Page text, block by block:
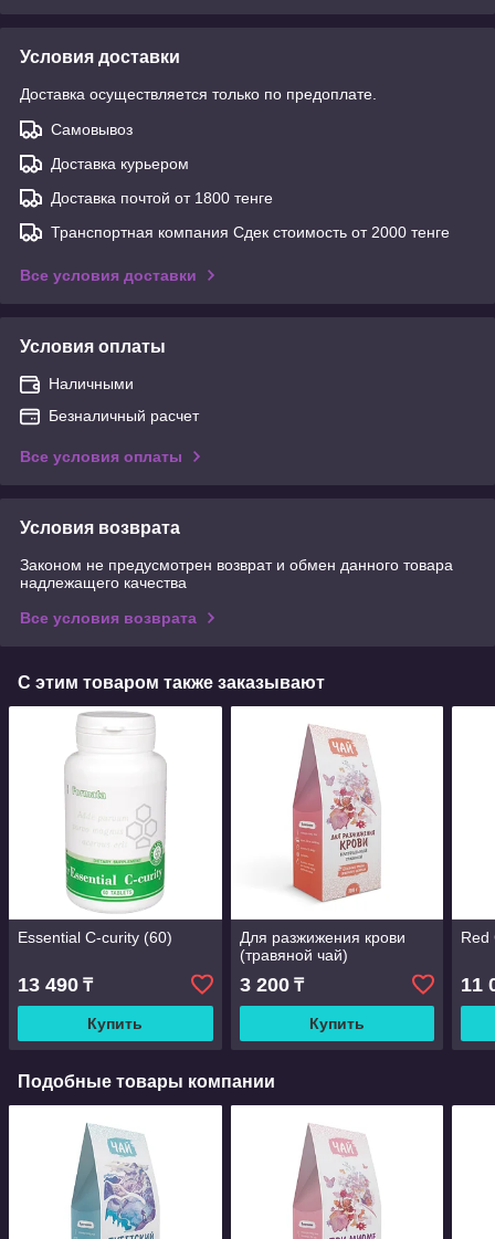
Условия доставки
Доставка осуществляется только по предоплате.
Самовывоз
Доставка курьером
Доставка почтой от 1800 тенге
Транспортная компания Сдек стоимость от 2000 тенге
Все условия доставки
Условия оплаты
Наличными
Безналичный расчет
Все условия оплаты
Условия возврата
Законом не предусмотрен возврат и обмен данного товара
надлежащего качества
Все условия возврата
С этим товаром также заказывают
Essential C-curity (60)
13 490 ₸
Купить
Для разжижения крови
(травяной чай)
3 200₸
Купить
Red
11
Подобные товары компании